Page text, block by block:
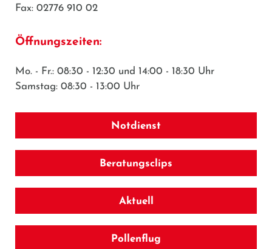
Fax: 02776 910 02
Öffnungszeiten:
Mo. - Fr.: 08:30 - 12:30 und 14:00 - 18:30 Uhr
Samstag: 08:30 - 13:00 Uhr
Notdienst
Beratungsclips
Aktuell
Pollenflug